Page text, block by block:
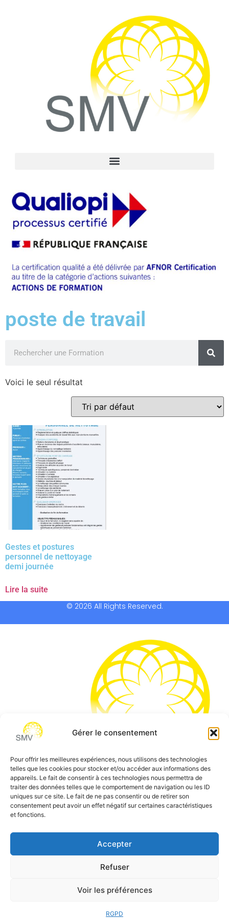
Gérer le consentement
Pour offrir les meilleures expériences, nous utilisons des technologies
telles que les cookies pour stocker et/ou accéder aux informations des
appareils. Le fait de consentir à ces technologies nous permettra de
traiter des données telles que le comportement de navigation ou les ID
uniques sur ce site. Le fait de ne pas consentir ou de retirer son
consentement peut avoir un effet négatif sur certaines caractéristiques
et fonctions.
Accepter
Refuser
Voir les préférences
RGPD
poste de travail
Voici le seul résultat
Gestes et postures
personnel de nettoyage
demi journée
Lire la suite
© 2026 All Rights Reserved.
SMV permet de vous aider à gagner du temps et vous
permettre de vous concentrer sur l’essentiel de votre
métier
Téléphone:0 805 69 64 75 / 02 37 34 04 04
contact@smvformation.fr
Création & Hébergement Web Cloud par